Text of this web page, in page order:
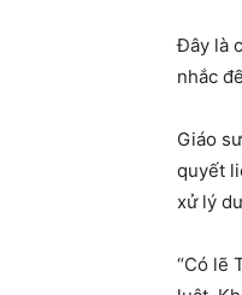
Đây là
nhắc
Giáo
quyết
xử lý
“Có lẽ